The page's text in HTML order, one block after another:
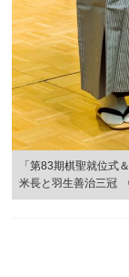
「第83期棋聖就位式
米長と羽生善治三冠